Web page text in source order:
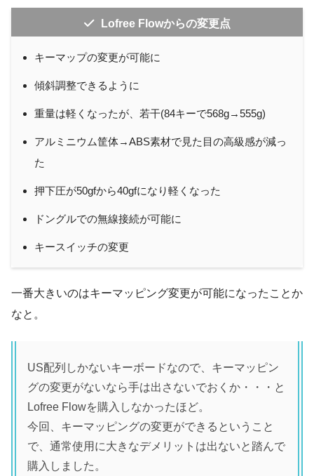
キーキャップ：PBT(文字部分は
押下圧 40gf
Nキーロールオーバー
ポーリングレート 1000Hz
電池容量
最大動作時間
ホワイトのバックライト
Lofree Flowからの変更点
キーマップの変更が可能に
傾斜調整できるように
重量は軽くなったが、若干(84キーで568g→555g)
アルミニウム筐体→ABS素材で見た目の高級感が減っ
た
押下圧が50gfから40gfになり軽くなった
ドングルでの無線接続が可能に
キースイッチの変更
一番大きいのはキーマッピング変更が可能になったことか
なと。
US配列しかないキーボードなので、キーマッピン
グの変更がないなら手は出さないでおくか・・・と
Lofree Flowを購入しなかったほど。
今回、キーマッピングの変更ができるということ
で、通常使用に大きなデメリットは出ないと踏んで
購入しました。